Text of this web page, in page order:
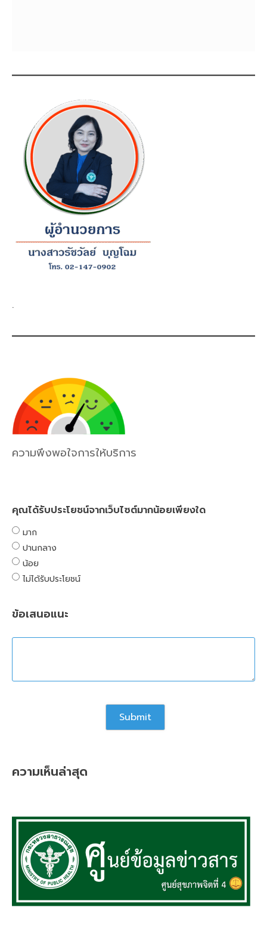
.
ความพึงพอใจการให้บริการ
คุณได้รับประโยชน์จากเว็บไซต์มากน้อยเพียงใด
มาก
ปานกลาง
น้อย
ไม่ได้รับประโยชน์
ข้อเสนอแนะ
ความเห็นล่าสุด